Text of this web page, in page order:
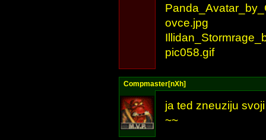
ovce.jpg
pic058.gif
Compmaster[nXh]
ja ted zneuziju
~~